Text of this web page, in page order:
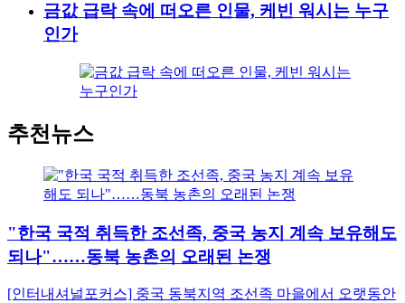
금값 급락 속에 떠오른 인물, 케빈 워시는 누구
인가
추천뉴스
"한국 국적 취득한 조선족, 중국 농지 계속 보유해도
되나"……동북 농촌의 오래된 논쟁
[인터내셔널포커스] 중국 동북지역 조선족 마을에서 오랫동안